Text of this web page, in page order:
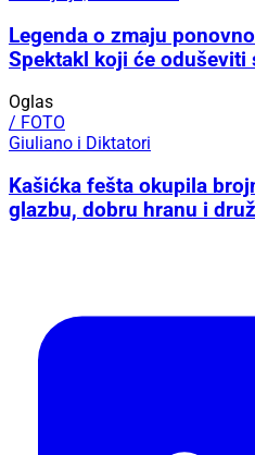
Legenda o zmaju
Spektakl koji će oduševiti
Oglas
/ FOTO
Giuliano i Diktatori
Kašićka fešta okupila
glazbu, dobru hranu i